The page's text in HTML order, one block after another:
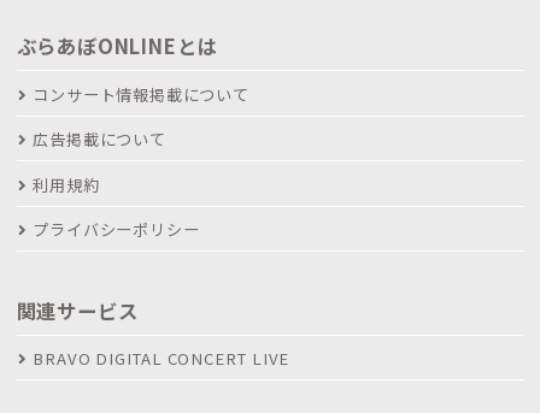
ぶらあぼONLINEとは
コンサート情報掲載について
広告掲載について
利用規約
プライバシーポリシー
関連サービス
BRAVO DIGITAL CONCERT LIVE